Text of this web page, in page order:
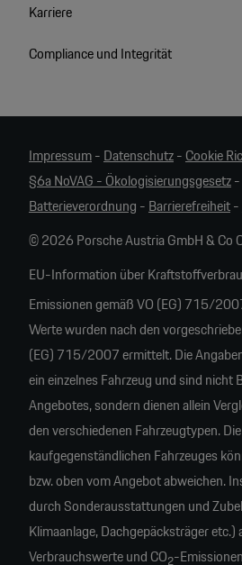
Karriere
Compliance und Integrität
Impressum-Datenschutz-Cookie
§6a NoVAG - Ökologisierungsgesetz-
Batterieverordnung -Barrierefreiheit-
© 2026 Porsche Austria GmbH & Co
EU-Information über
Emissionen gemäß VO (EG) 715/
Werte wurden nach den
(EG) 715/2007 ermittelt. Die
ein einzelnes Fahrzeug und sind nicht
Angebotes, sondern dienen allein
den verschiedenen Fahrzeugtypen.
kaufgegenständlichen Fahrzeuges
bzw. oben vom Angebot abweichen.
durch Sonderausstattungen und
Klimaanlage, Dachgepäcksträger etc.)
Verbrauchswerte und CO -